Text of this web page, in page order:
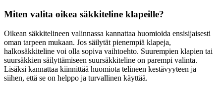
Miten valita oikea säkkiteline klapeille?
Oikean säkkitelineen valinnassa kannattaa huomioida ensisijaisesti
oman tarpeen mukaan. Jos säilytät pienempiä klapeja,
halkosäkkiteline voi olla sopiva vaihtoehto. Suurempien klapien tai
suursäkkien säilyttämiseen suursäkkiteline on parempi valinta.
Lisäksi kannattaa kiinnittää huomiota telineen kestävyyteen ja
siihen, että se on helppo ja turvallinen käyttää.